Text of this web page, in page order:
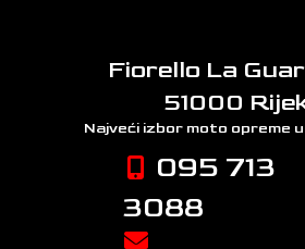
Fiorello La
51000
Najveći izbor moto opreme
095 713
3088